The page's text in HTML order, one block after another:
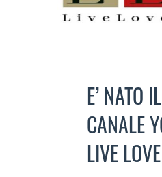
E’ NATO
CANALE
LIVE